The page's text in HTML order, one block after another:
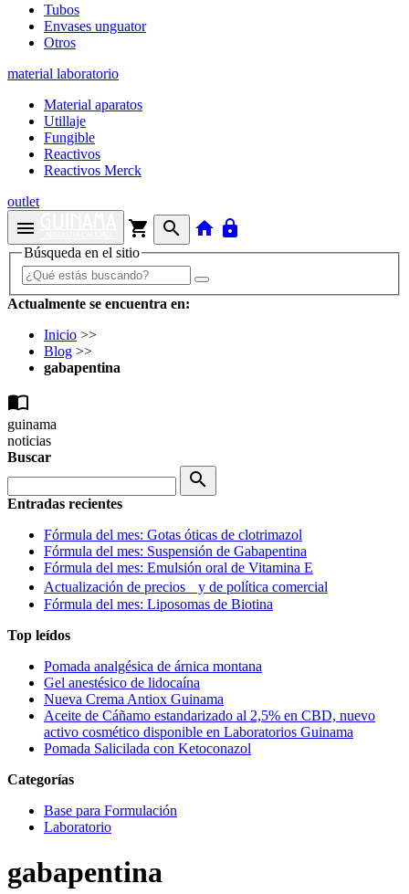
Tubos
Envases unguator
Otros
material laboratorio
Material aparatos
Utillaje
Fungible
Reactivos
Reactivos Merck
outlet
menu shopping_cart search home lock
Búsqueda en el sitio
Actualmente se encuentra en:
Inicio >>
Blog >>
gabapentina
import_contacts
guinama
noticias
Buscar
search
Entradas recientes
Fórmula del mes: Gotas óticas de clotrimazol
Fórmula del mes: Suspensión de Gabapentina
Fórmula del mes: Emulsión oral de Vitamina E
Actualización de precios y de política comercial
Fórmula del mes: Liposomas de Biotina
Top leídos
Pomada analgésica de árnica montana
Gel anestésico de lidocaína
Nueva Crema Antiox Guinama
Aceite de Cáñamo estandarizado al 2,5% en CBD, nuevo
activo cosmético disponible en Laboratorios Guinama
Pomada Salicilada con Ketoconazol
Categorías
Base para Formulación
Laboratorio
gabapentina